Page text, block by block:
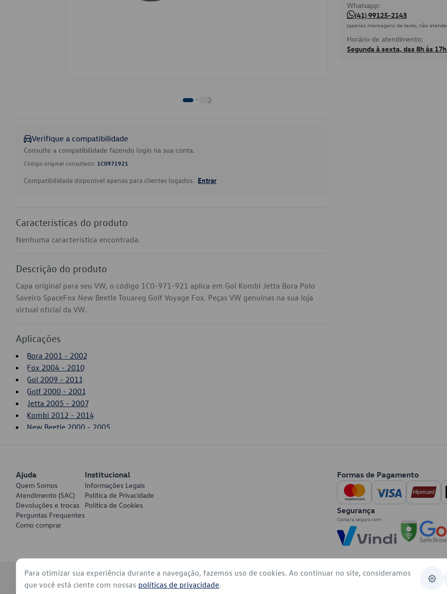
Verifique a compatibilidade
Consulte a compatibilidade fazendo login na sua conta.
Código original consultado: 1C0971921
Compatibilidade disponível apenas para clientes logados. Entrar
Características do produto
Nenhuma característica encontrada.
Descrição do produto
Capa original para seu VW, o código 1C0-971-921 aplica em Gol Kombi Jetta Bora Polo
Saveiro SpaceFox New Beetle Touareg Golf Voyage Fox. Peças VW genuínas na sua loja
virtual oficial da VW.
Aplicações
Bora 2001 - 2002
Fox 2004 - 2010
Gol 2009 - 2011
Golf 2000 - 2001
Jetta 2005 - 2007
Kombi 2012 - 2014
New Beetle 2000 - 2005
Touareg 2006 - 2007
Voyage 2009 - 2011
Whatsapp:
(41) 99125-2143
(apenas mensagens de texto, não
Horário de atendimento:
Segunda à sexta, das 8h às
Ajuda
Quem Somos
Atendimento (SAC)
Devoluções e trocas
Perguntas Frequentes
Como comprar
Institucional
Informações Legais
Política de Privacidade
Política de Cookies
Formas de Pagamento
Segurança
© 2026 - Volkswagen do Brasil - Todos os direitos reservados
Para otimizar sua experiência durante a navegação, fazemos uso de cookies. Ao continuar no site, consideramos
que você está ciente com nossas políticas de privacidade.